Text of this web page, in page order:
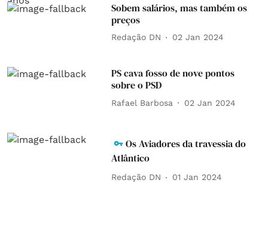
Sobem salários, mas também os
preços
Redação DN 02 Jan 2024
PS cava fosso de nove pontos
sobre o PSD
Rafael Barbosa 02 Jan 2024
Os Aviadores da travessia do
Atlântico
Redação DN 01 Jan 2024